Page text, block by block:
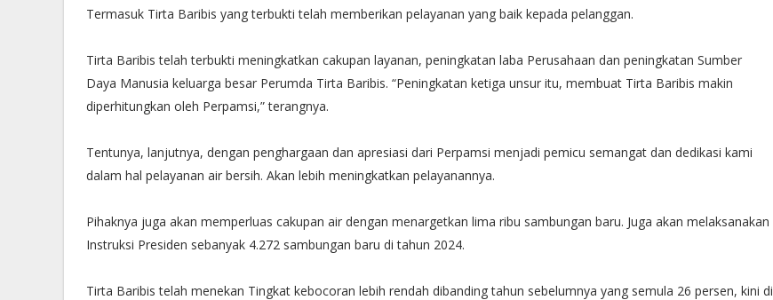
Termasuk Tirta Baribis yang terbukti telah memberikan pelayanan yang baik kepada pelanggan.
Tirta Baribis telah terbukti meningkatkan cakupan layanan, peningkatan laba Perusahaan dan peningkatan Sumber
Daya Manusia keluarga besar Perumda Tirta Baribis. “Peningkatan ketiga unsur itu, membuat Tirta Baribis makin
diperhitungkan oleh Perpamsi,” terangnya.
Tentunya, lanjutnya, dengan penghargaan dan apresiasi dari Perpamsi menjadi pemicu semangat dan dedikasi kami
dalam hal pelayanan air bersih. Akan lebih meningkatkan pelayanannya.
Pihaknya juga akan memperluas cakupan air dengan menargetkan lima ribu sambungan baru. Juga akan melaksanakan
Instruksi Presiden sebanyak 4.272 sambungan baru di tahun 2024.
Tirta Baribis telah menekan Tingkat kebocoran lebih rendah dibanding tahun sebelumnya yang semula 26 persen, kini di